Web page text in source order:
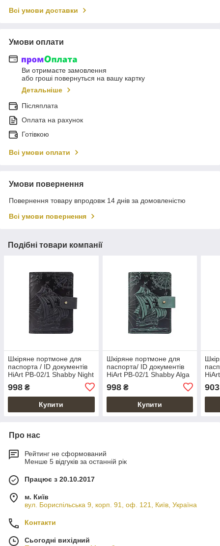
Всі умови доставки
Умови оплати
Ви отримаєте замовлення
або гроші повернуться на вашу картку
Детальніше
Післяплата
Оплата на рахунок
Готівкою
Всі умови оплати
Умови повернення
Повернення товару впродовж 14 днів за домовленістю
Всі умови повернення
Подібні товари компанії
Шкіряне портмоне для
паспорта / ID документів
HiArt PB-02/1 Shabby Night
998 ₴
Купити
Шкіряне портмоне для
паспорта/ ID документів
HiArt PB-02/1 Shabby Alga
998₴
Купити
903
Про нас
Рейтинг не сформований
Менше 5 відгуків за останній рік
Працює з 20.10.2017
м. Київ
вул. Бориспільська 9, корп. 91, оф. 121, Київ, Україна
Контакти
Сьогодні вихідний